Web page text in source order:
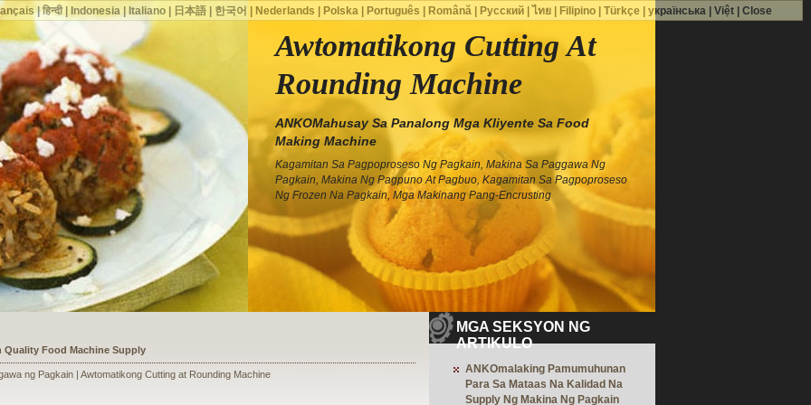
Awtomatikong Cutting At
Rounding Machine
ANKOMahusay Sa Panalong Mga Kliyente Sa Food
Making Machine
Kagamitan Sa Pagpoproseso Ng Pagkain, Makina Sa Paggawa Ng
Pagkain, Makina Ng Pagpuno At Pagbuo, Kagamitan Sa Pagpoproseso
Ng Frozen Na Pagkain, Mga Makinang Pang-Encrusting
a Shoe Seller to Start a Food Business
ng Pagkain | Awtomatikong Cutting at Rounding Machine
MGA SEKSYON NG
ARTIKULO
ANKOmalaking Pamumuhunan
Para Sa Mataas Na Kalidad Na
Supply Ng Makina Ng Pagkain
|हिन्दी| Indonesia| Italiano| 日本語| 한국어 Nederlands Polska| Português Română| Русский| ไทย| Filipino| Türkçe українська| Việt| Close